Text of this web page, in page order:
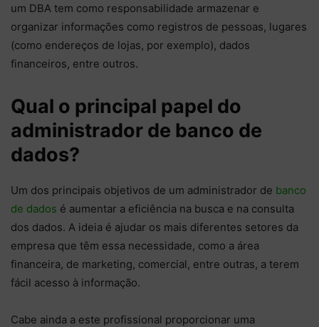
um DBA tem como responsabilidade armazenar e
organizar informações como registros de pessoas, lugares
(como endereços de lojas, por exemplo), dados
financeiros, entre outros.
Qual o principal papel do
administrador de banco de
dados?
Um dos principais objetivos de um administrador de banco
de dados é aumentar a eficiência na busca e na consulta
dos dados. A ideia é ajudar os mais diferentes setores da
empresa que têm essa necessidade, como a área
financeira, de marketing, comercial, entre outras, a terem
fácil acesso à informação.
Cabe ainda a este profissional proporcionar uma